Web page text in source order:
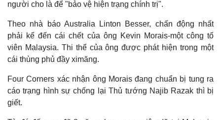
người cho là để "bảo vệ hiện trạng chính trị".
Theo nhà báo Australia Linton Besser, chấn động nhất
phải kể đến cái chết của ông Kevin Morais-một công tố
viên Malaysia. Thi thể của ông được phát hiện trong một
cái thùng phủ đầy ximăng.
Four Corners xác nhận ông Morais đang chuẩn bị tung ra
cáo trạng hình sự chống lại Thủ tướng Najib Razak thì bị
giết.